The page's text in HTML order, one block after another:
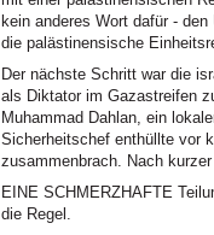
kein anderes Wort dafür -
die palästinensische
Der nächste Schritt war die
als Diktator im Gazastreifen
Muhammad Dahlan, ein
Sicherheitschef enthüllte vor
zusammenbrach. Nach
EINE SCHMERZHAFTE
die Regel.